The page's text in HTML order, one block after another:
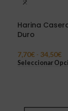
Harina
Duro
7,70€ - 34,50€
Seleccionar